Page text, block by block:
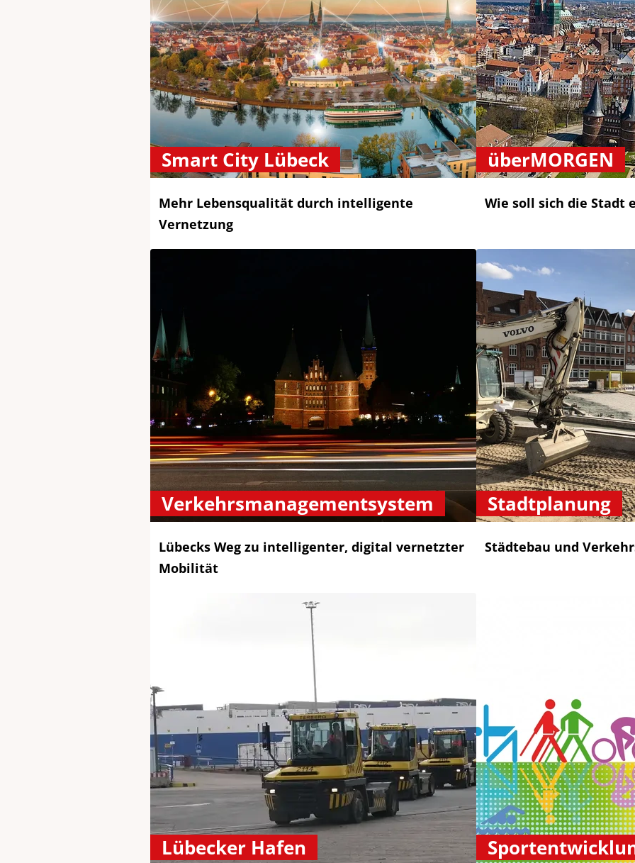
Smart City Lübeck
Mehr Lebensqualität durch intelligente
Vernetzung
überMORGEN
Wie soll sich die Stadt
Verkehrsmanagementsystem
Lübecks Weg zu intelligenter, digital vernetzter
Mobilität
Stadtplanung
Städtebau und
Lübecker Hafen